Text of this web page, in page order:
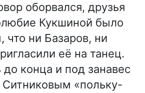
оборвался, друзья
Кукшиной было
что ни Базаров, ни
её на танец.
до конца и под занавес
Ситниковым «польку-